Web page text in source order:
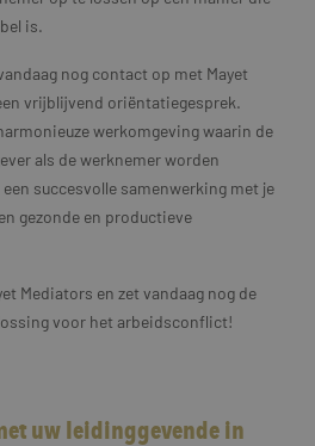
is.
nog contact op met Mayet
vrijblijvend oriëntatiegesprek.
werkomgeving waarin de
als de werknemer worden
succesvolle samenwerking met je
gezonde en productieve
Mediators en zet vandaag nog de
voor het arbeidsconflict!
uw leidinggevende in